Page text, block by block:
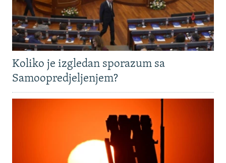
Koliko je izgledan sporazum sa
Samoopredjeljenjem?